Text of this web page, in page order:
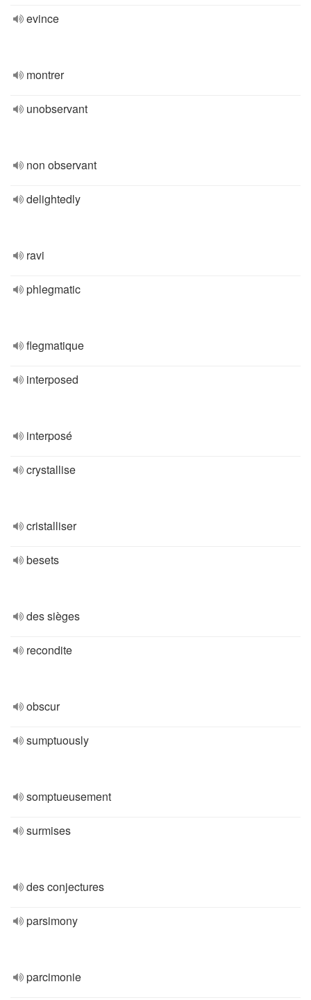
evince
montrer
unobservant
non observant
delightedly
ravi
phlegmatic
flegmatique
interposed
interposé
crystallise
cristalliser
besets
des sièges
recondite
obscur
sumptuously
somptueusement
surmises
des conjectures
parsimony
parcimonie